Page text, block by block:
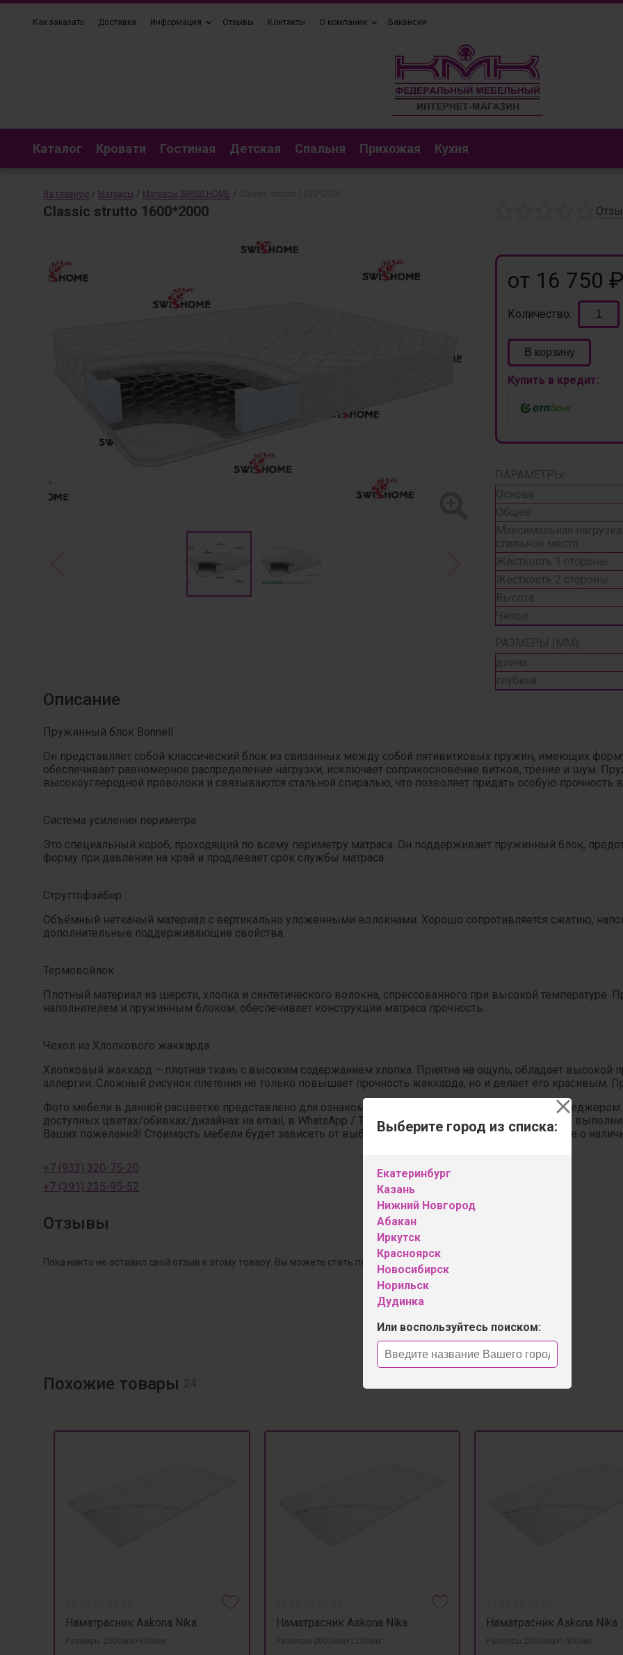
Выберите город из списка:
Екатеринбург
Казань
Нижний Новгород
Абакан
Иркутск
Красноярск
Новосибирск
Норильск
Дудинка
Или воспользуйтесь поиском:
Как заказать Доставка Информация Отзывы Контакты О компании Вакансии
Каталог Кровати Гостиная Детская Спальня Прихожая Кухня
На главную / Матрасы / Матрасы SWISS HOME /
Classic strutto 1600*2000
от 16 750 ₽
Количество:
В корзину
Купить в кредит:
ПАРАМЕТРЫ:
Основа
Общее
Максимальная нагрузка
спальное место
Жесткость 1 стороны
Жесткость 2 стороны
Высота
Чехол
РАЗМЕРЫ (ММ):
длина
глубина
Описание
Пружинный блок Bonnell
Он представляет собой классический блок из связанных между собой пятивитковых пружин, имеющих
обеспечивает равномерное распределение нагрузки, исключает соприкосновение витков, трение и шум.
высокоуглеродной проволоки и связываются стальной спиралью, что позволяет придать особую прочность
Система усиления периметра
Это специальный короб, проходящий по всему периметру матраса. Он поддерживает пружинный блок,
форму при давлении на край и продлевает срок службы матраса.
Струттофайбер
Объёмный нетканый материал с вертикально уложенными волокнами. Хорошо сопротивляется сжатию,
дополнительные поддерживающие свойства.
Термовойлок
Плотный материал из шерсти, хлопка и синтетического волокна, спрессованного при высокой температуре.
наполнителем и пружинным блоком, обеспечивает конструкции матраса прочность.
Чехол из Хлопкового жаккарда
Хлопковый жаккард – плотная ткань с высоким содержанием хлопка. Приятна на ощупь, обладает высокой
аллергии. Сложный рисунок плетения не только повышает прочность жаккарда, но и делает его красивым.
Фото мебели в данной расцветке представлено для ознакомления. Перед заказом свяжитесь с
доступных цветах/обивках/дизайнах на email, в WhatsApp / Telegram. Если модели нет в наличии, мы
Ваших пожеланий! Стоимость мебели будет зависеть от выбранной ткани. Обсудите детали и узнайте о
+7 (933) 320-75-20
+7 (391) 235-95-52
Отзывы
Пока никто не оставил свой отзыв к этому товару. Вы можете стать первым!
Похожие товары
Наматрасник Askona Nika
Размеры 2000мм×800мм
Наматрасник Askona Nika
Размеры 2000мм×1200мм
Наматрасник Askona Nika
Размеры 2000мм×1400мм